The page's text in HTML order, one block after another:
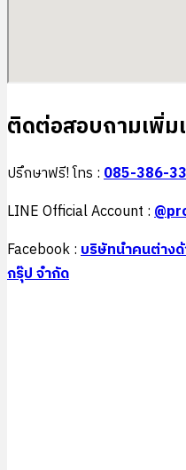
ติดต่อสอบถามเพิ่ม
ปรึกษาฟรี! โทร :085-386-
LINE Official Account :
Facebook :บริษัทนำคนต่างด้
กรุ๊ป จำกัด